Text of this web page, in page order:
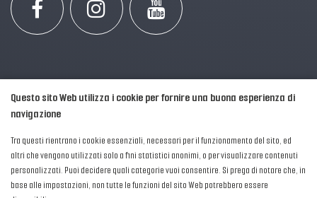
2016-2026 © AIPFM - Festa della Musica Italia Tutti i Diritti Riservati.
Privacy Policy
| Cookies
Questo sito Web utilizza i cookie per fornire una buona esperienza di
navigazione
Tra questi rientrano i cookie essenziali, necessari per il funzionamento del sito, ed
altri che vengono utilizzati solo a fini statistici anonimi, o per visualizzare contenuti
personalizzati. Puoi decidere quali categorie vuoi consentire. Si prega di notare che, in
base alle impostazioni, non tutte le funzioni del sito Web potrebbero essere